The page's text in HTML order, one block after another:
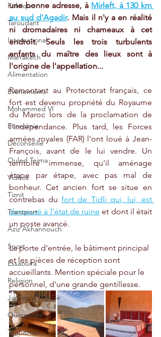
Politique
Taroudant
International
Marrakech
Alimentation
Evénements
Mohammed VI
Economie
Déconseillé
Ouled Teima
Vidéos
Tiznit
Transport
Aziz Akhannouch
Sport
Essaouira
Religion
Jardins d'Agadir
Ouarzazate
Taghazout
une bonne adresse, à Mirleft, à 130 km
au sud d'Agadir. Mais il n'y a en réalité
ni dromadaires ni chameaux à cet
endroit. Seuls les trois turbulents
enfants du maître des lieux sont à
l'origine de l'appellation...
Remontant au Protectorat français, ce
fort est devenu propriété du Royaume
du Maroc lors de la proclamation de
l'Indépendance. Plus tard, les Forces
armées royales (FAR) l'ont loué à Jean-
François, avant de le lui vendre. Un
territoire immense, qu'il aménage
étape par étape, avec pas mal de
bonheur. Cet ancien fort se situe en
contrebas du fort de Tidli qui, lui, est
demeuré à l'état de ruine et dont il était
un poste avancé.
La porte d'entrée, le bâtiment principal
et les pièces de réception sont
accueillants. Mention spéciale pour le
personnel, d'une grande gentillesse.